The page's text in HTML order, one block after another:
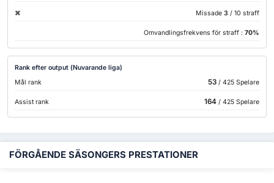
Missade 3 / 10 straff
Omvandlingsfrekvens för straff : 70%
Rank efter output (Nuvarande liga)
Mål rank
53/ 425 Spelare
Assist rank 164/ 425 Spelare
FÖRGÅENDE SÄSONGERS PRESTATIONER